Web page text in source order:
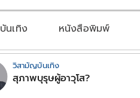
บันเทิง หนังสือพิมพ์
วิสามัญบันเทิง
สุภาพบุรุษผู้อาวุโส?